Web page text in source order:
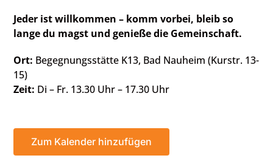
Jeder ist willkommen – komm vorbei, bleib so
lange du magst und genieße die Gemeinschaft.
Ort: Begegnungsstätte K13, Bad Nauheim (Kurstr. 13-
15)
Zeit: Di – Fr. 13.30 Uhr – 17.30 Uhr
Zum Kalender hinzufügen